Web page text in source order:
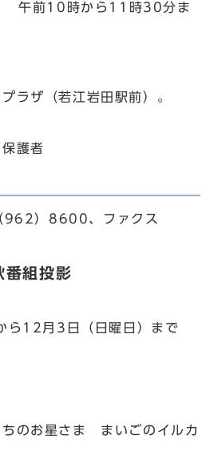
午前10時から11時30分ま
ラザ（若江岩田駅前）。
護者
）8600、ファクス
番組投影
12月3日（日曜日）まで
のお星さま まいごのイルカ